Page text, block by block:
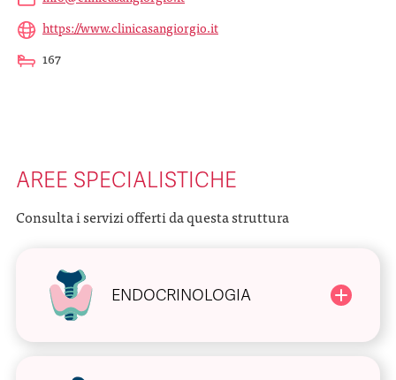
https://www.clinicasangiorgio.it
167
AREE SPECIALISTICHE
Consulta i servizi offerti da questa struttura
ENDOCRINOLOGIA